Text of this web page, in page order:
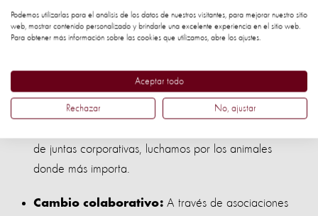
Acción local, impacto global:Con 14 oficinas en
todo el mundo, combinamos la experiencia local con la
mejorar sus vidas.
Una voz de confianza:
Como defensor de
de juntas corporativas, luchamos por los animales
donde más importa.
Cambio colaborativo: A través de asociaciones
Podemos utilizarlas para el análisis de los datos de nuestros visitantes, para mejorar nuestro sitio
web, mostrar contenido personalizado y brindarle una excelente experiencia en el sitio web.
Para obtener más información sobre las cookies que utilizamos, abre los ajustes.
Aceptar todo
Rechazar No, ajustar